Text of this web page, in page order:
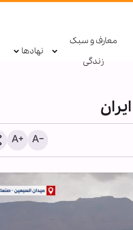
معارف و سبک
زندگی
نهادها
خبرنگار چگونه می‌تواند سنگر
و حقیقت در جامعه باشد؟